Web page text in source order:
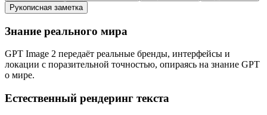
Рукописная заметка
Знание реального мира
GPT Image 2 передаёт реальные бренды, интерфейсы и
локации с поразительной точностью, опираясь на знание GPT
о мире.
Естественный рендеринг текста